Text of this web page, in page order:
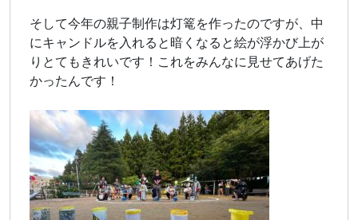
そして今年の親子制作は灯篭を作ったのですが、中
にキャンドルを入れると暗くなると絵が浮かび上が
りとてもきれいです！これをみんなに見せてあげた
かったんです！